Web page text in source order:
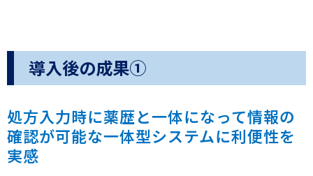
導入後の成果①
処方入力時に薬歴と一体になって情報の
確認が可能な一体型システムに利便性を
実感